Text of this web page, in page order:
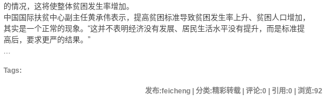
的情况，这将使整体贫困发生率增加。
中国国际扶贫中心副主任黄承伟表示，提高贫困标准导致贫困发生率上升、贫困人口增加，
其实是一个正常的现象。“这并不表明经济没有发展、居民生活水平没有提升，而是标准提
高后，要求更严的结果。”
...
Tags:
发布:feicheng | 分类:精彩转载 | 评论:0 | 引用:0 | 浏览:92